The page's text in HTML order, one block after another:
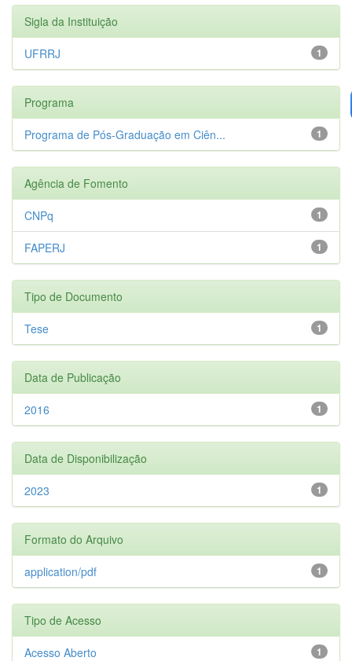
Sigla da Instituição
1
UFRRJ
Programa
1
Programa de Pós-Graduação em Ciên...
Agência de Fomento
1
CNPq
1
FAPERJ
Tipo de Documento
1
Tese
Data de Publicação
1
2016
Data de Disponibilização
1
2023
Formato do Arquivo
1
application/pdf
Tipo de Acesso
1
Acesso Aberto